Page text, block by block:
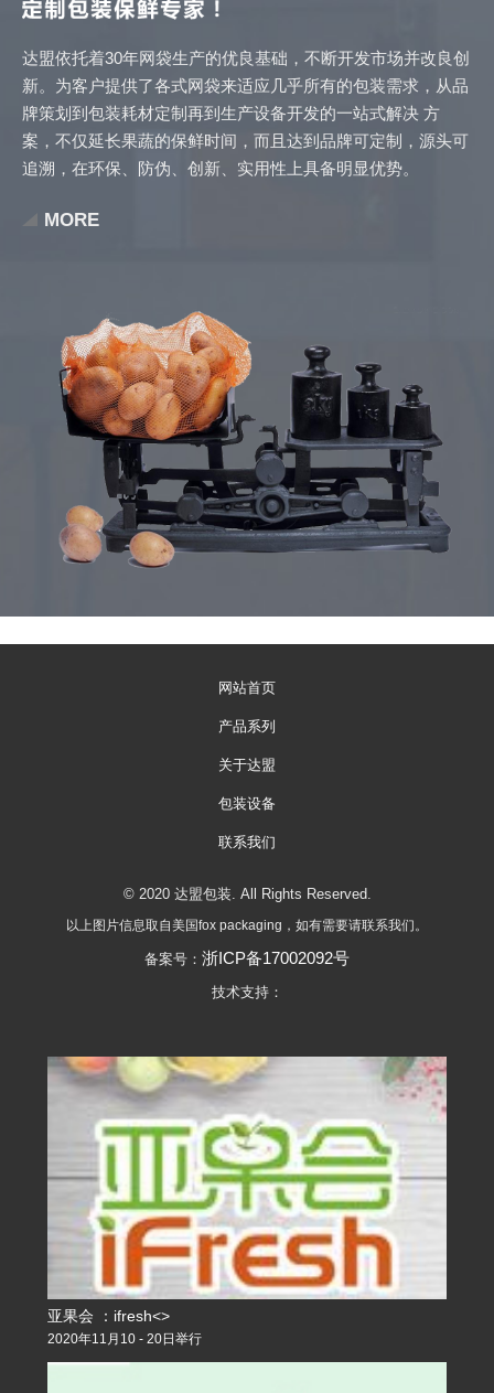
达盟依托着30年网袋生产的优良基础，不断开发市场并改良创
新。为客户提供了各式网袋来适应几乎所有的包装需求，从品
牌策划到包装耗材定制再到生产设备开发的一站式解决 方
案，不仅延长果蔬的保鲜时间，而且达到品牌可定制，源头可
追溯，在环保、防伪、创新、实用性上具备明显优势。
MORE
网站首页
产品系列
关于达盟
包装设备
联系我们
© 2020 达盟包装. All Rights Reserved.
以上图片信息取自美国fox packaging，如有需要请联系我们。
备案号： 浙ICP备17002092号
技术支持：
亚果会 ：ifresh<>
2020年11月10 - 20日举行